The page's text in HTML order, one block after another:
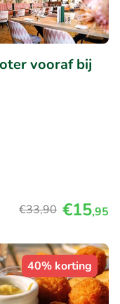
vooraf bij
€33,90 €15,95
40% korting